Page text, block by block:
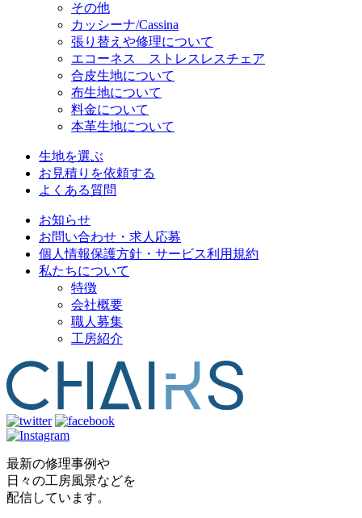
その他
カッシーナ/Cassina
張り替えや修理について
エコーネス ストレスレスチェア
合皮生地について
布生地について
料金について
本革生地について
生地を選ぶ
お見積りを依頼する
よくある質問
お知らせ
お問い合わせ・求人応募
個人情報保護方針・サービス利用規約
私たちについて
特徴
会社概要
職人募集
工房紹介
最新の修理事例や
日々の工房風景などを
配信しています。